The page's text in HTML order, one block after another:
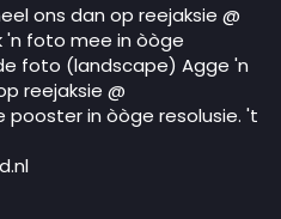
ons dan op reejaksie @
'n foto mee in òòge
foto (landscape) Agge 'n
reejaksie @
pooster in òòge resolusie. 't